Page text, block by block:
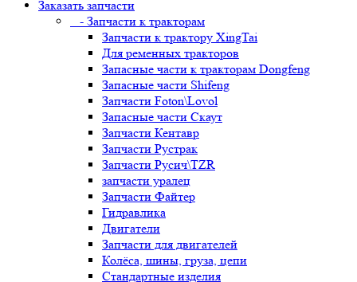
Заказать запчасти
- Запчасти к тракторам
Запчасти к трактору XingTai
Для ременных тракторов
Запасные части к тракторам Dongfeng
Запасные части Shifeng
Запчасти Foton\Lovol
Запасные части Скаут
Запчасти Кентавр
Запчасти Рустрак
Запчасти Русич\TZR
запчасти уралец
Запчасти Файтер
Гидравлика
Двигатели
Запчасти для двигателей
Колёса, шины, груза, цепи
Стандартные изделия